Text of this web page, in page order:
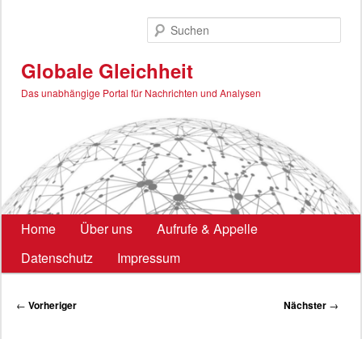
Globale Gleichheit
Das unabhängige Portal für Nachrichten und Analysen
Hauptmenü
Home Über uns
Aufrufe & Appelle
Datenschutz
Impressum
Beitragsnavigation
← Vorheriger Nächster →